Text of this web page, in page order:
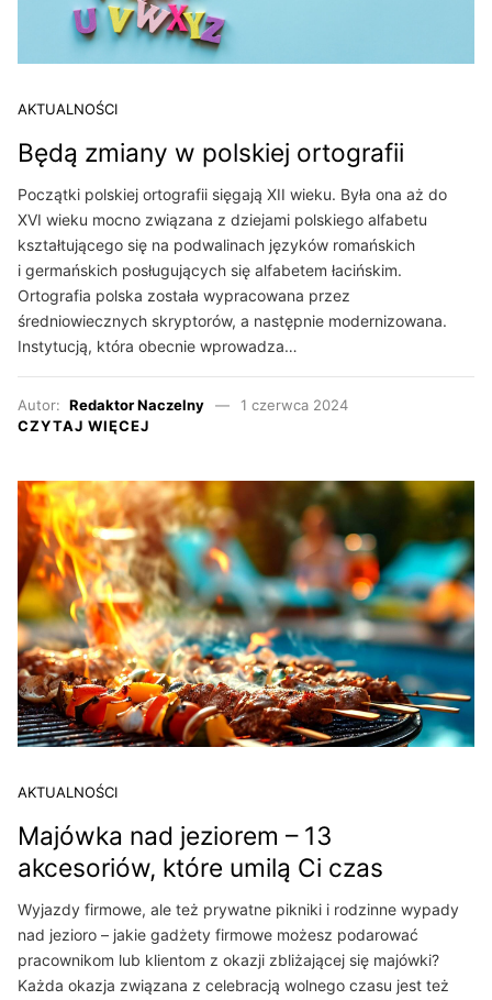
AKTUALNOŚCI
Będą zmiany w polskiej ortografii
Początki polskiej ortografii sięgają XII wieku. Była ona aż do
XVI wieku mocno związana z dziejami polskiego alfabetu
kształtującego się na podwalinach języków romańskich
i germańskich posługujących się alfabetem łacińskim.
Ortografia polska została wypracowana przez
średniowiecznych skryptorów, a następnie modernizowana.
Instytucją, która obecnie wprowadza…
Autor: Redaktor Naczelny
1 czerwca 2024
CZYTAJ WIĘCEJ
AKTUALNOŚCI
Majówka nad jeziorem – 13
akcesoriów, które umilą Ci czas
Wyjazdy firmowe, ale też prywatne pikniki i rodzinne wypady
nad jezioro – jakie gadżety firmowe możesz podarować
pracownikom lub klientom z okazji zbliżającej się majówki?
Każda okazja związana z celebracją wolnego czasu jest też